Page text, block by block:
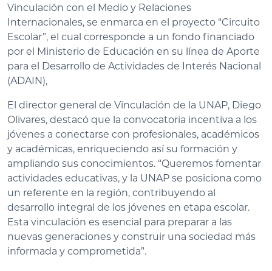
Vinculación con el Medio y Relaciones
Internacionales, se enmarca en el proyecto “Circuito
Escolar”, el cual corresponde a un fondo financiado
por el Ministerio de Educación en su línea de Aporte
para el Desarrollo de Actividades de Interés Nacional
(ADAIN),
El director general de Vinculación de la UNAP, Diego
Olivares, destacó que la convocatoria incentiva a los
jóvenes a conectarse con profesionales, académicos
y académicas, enriqueciendo así su formación y
ampliando sus conocimientos. “Queremos fomentar
actividades educativas, y la UNAP se posiciona como
un referente en la región, contribuyendo al
desarrollo integral de los jóvenes en etapa escolar.
Esta vinculación es esencial para preparar a las
nuevas generaciones y construir una sociedad más
informada y comprometida”.